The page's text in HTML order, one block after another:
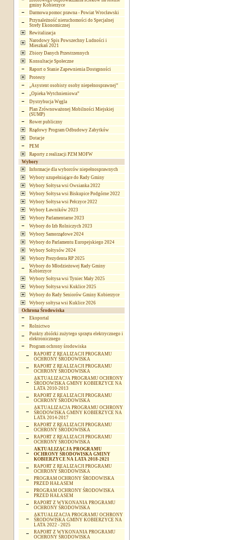
gminy Kobierzyce
Darmowa pomoc prawna - Powiat Wrocławski
Przynależność nieruchomości do Specjalnej
Strefy Ekonomicznej
Rewitalizacja
Narodowy Spis Powszechny Ludności i
Mieszkań 2021
Zbiory Danych Przestrzennych
Konsultacje Społeczne
Raport o Stanie Zapewnienia Dostępności
Protesty
„Asystent osobisty osoby niepełnosprawnej”
„Opieka Wytchnieniowa”
Dystrybucja Węgla
Plan Zrównoważonej Mobilności Miejskiej
(SUMP)
Rower publiczny
Rządowy Program Odbudowy Zabytków
Dotacje
PEM
Raporty z realizacji PZM MOFW
Wybory
Informacje dla wyborców niepełnosprawnych
Wybory uzupełniające do Rady Gminy
Wybory Sołtysa wsi Owsianka 2022
Wybory Sołtysa wsi Biskupice Podgórne 2022
Wybory Sołtysa wsi Pełczyce 2022
Wybory Ławników 2023
Wybory Parlamentarne 2023
Wybory do Izb Rolniczych 2023
Wybory Samorządowe 2024
Wybory do Parlamentu Europejskiego 2024
Wybory Sołtysów 2024
Wybory Prezydenta RP 2025
Wybory do Młodzieżowej Rady Gminy
Kobierzyce
Wybory Sołtysa wsi Tyniec Mały 2025
Wybory Sołtysa wsi Kuklice 2025
Wybory do Rady Seniorów Gminy Kobierzyce
Wybory sołtysa wsi Kuklice 2026
Ochrona Środowiska
Ekoportal
Rolnictwo
Punkty zbiórki zużytego sprzętu elektrycznego i
elektronicznego
Program ochrony środowiska
RAPORT Z REALIZACJI PROGRAMU
OCHRONY ŚRODOWISKA
RAPORT Z REALIZACJI PROGRAMU
OCHRONY ŚRODOWISKA
AKTUALIZACJA PROGRAMU OCHRONY
ŚRODOWISKA GMINY KOBIERZYCE NA
LATA 2010-2013
RAPORT Z REALIZACJI PROGRAMU
OCHRONY ŚRODOWISKA
AKTUALIZACJA PROGRAMU OCHRONY
ŚRODOWISKA GMINY KOBIERZYCE NA
LATA 2014-2017
RAPORT Z REALIZACJI PROGRAMU
OCHRONY ŚRODOWISKA
RAPORT Z REALIZACJI PROGRAMU
OCHRONY ŚRODOWISKA
AKTUALIZACJA PROGRAMU
OCHRONY ŚRODOWISKA GMINY
KOBIERZYCE NA LATA 2018-2021
RAPORT Z REALIZACJI PROGRAMU
OCHRONY ŚRODOWISKA
PROGRAM OCHRONY ŚRODOWISKA
PRZED HAŁASEM
PROGRAM OCHRONY ŚRODOWISKA
PRZED HAŁASEM
RAPORT Z WYKONANIA PROGRAMU
OCHRONY ŚRODOWISKA
AKTUALIZACJA PROGRAMU OCHRONY
ŚRODOWISKA GMINY KOBIERZYCE NA
LATA 2022 - 2025
RAPORT Z WYKONANIA PROGRAMU
OCHRONY ŚRODOWISKA